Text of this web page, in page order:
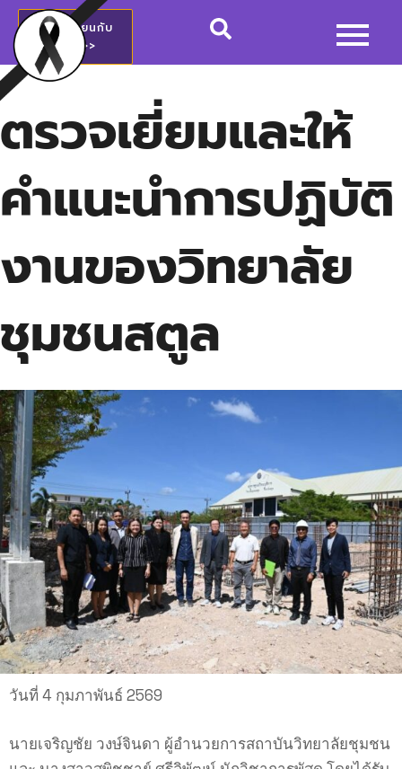
สมัครเรียนกับ
วชช.>>
ตรวจเยี่ยมและให้
คำแนะนำการปฏิบัติ
งานของวิทยาลัย
ชุมชนสตูล
วันที่ 4 กุมภาพันธ์ 2569
นายเจริญชัย วงษ์จินดา ผู้อำนวยการสถาบันวิทยาลัยชุมชน